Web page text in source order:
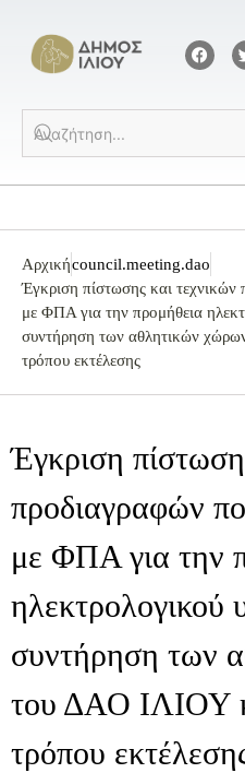
Αρχικήcouncil.meeting.dao
Έγκριση πίστωσης και
με ΦΠΑ για την προμήθεια
συντήρηση των αθλητικών
τρόπου εκτέλεσης
Έγκριση
προδιαγραφών
με ΦΠΑ για την
ηλεκτρολογικού
συντήρηση των
του ΔΑΟ ΙΛΙΟΥ
τρόπου